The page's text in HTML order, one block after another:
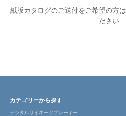
紙版カタログのご送付をご希望の方は
ださい
カテゴリーから探す
デジタルサイネージプレーヤー